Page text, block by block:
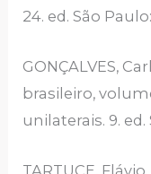
24. ed. São
GONÇALVES,
brasileiro,
unilaterais. 9. ed.